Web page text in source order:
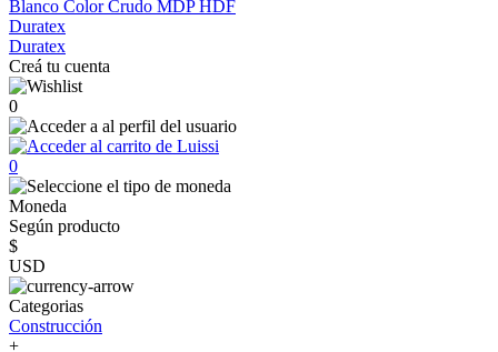
Blanco ColorCrudo MDPHDF
Duratex
Duratex
Creá tu cuenta
0
0
Moneda
Según producto
$
USD
Categorias
Construcción
+